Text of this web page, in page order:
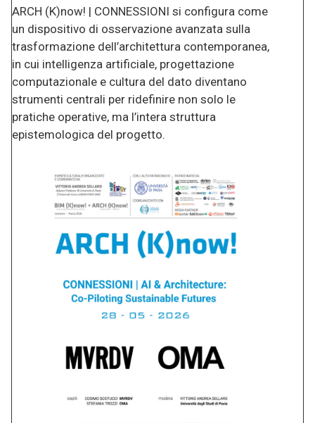
ARCH (K)now! | CONNESSIONI si configura come
un dispositivo di osservazione avanzata sulla
trasformazione dell’architettura contemporanea,
in cui intelligenza artificiale, progettazione
computazionale e cultura del dato diventano
strumenti centrali per ridefinire non solo le
pratiche operative, ma l’intera struttura
epistemologica del progetto.